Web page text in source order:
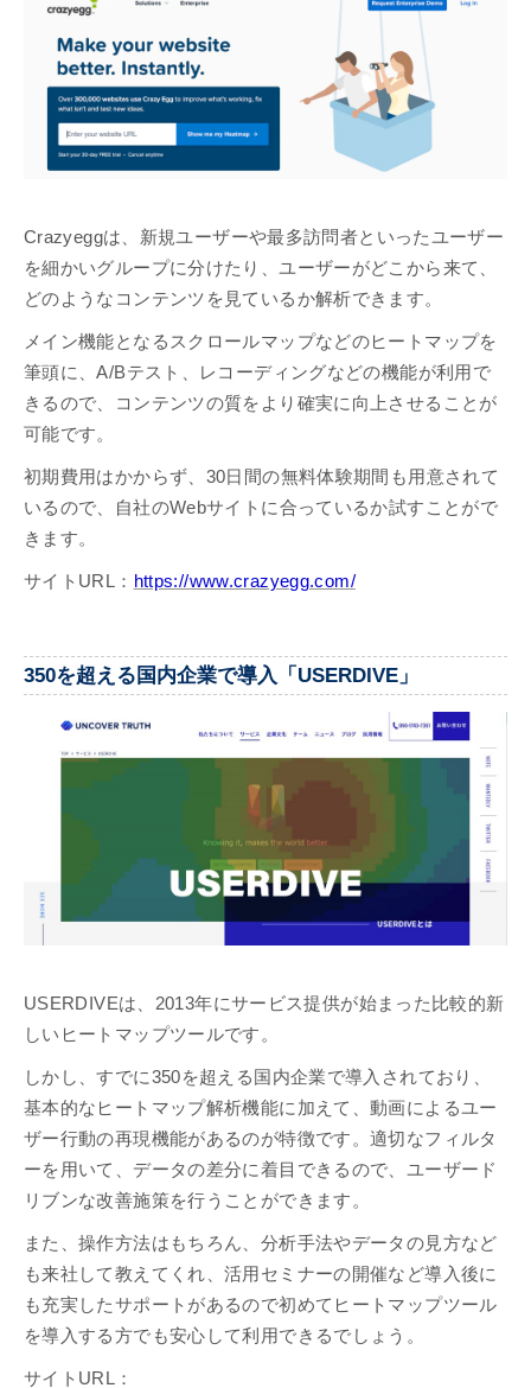
Crazyeggは、新規ユーザーや最多訪問者といったユーザー
を細かいグループに分けたり、ユーザーがどこから来て、
どのようなコンテンツを見ているか解析できます。
メイン機能となるスクロールマップなどのヒートマップを
筆頭に、A/Bテスト、レコーディングなどの機能が利用で
きるので、コンテンツの質をより確実に向上させることが
可能です。
初期費用はかからず、30日間の無料体験期間も用意されて
いるので、自社のWebサイトに合っているか試すことがで
きます。
サイトURL： https://www.crazyegg.com/
350を超える国内企業で導入「USERDIVE」
USERDIVEは、2013年にサービス提供が始まった比較的新
しいヒートマップツールです。
しかし、すでに350を超える国内企業で導入されており、
基本的なヒートマップ解析機能に加えて、動画によるユー
ザー行動の再現機能があるのが特徴です。適切なフィルタ
ーを用いて、データの差分に着目できるので、ユーザード
リブンな改善施策を行うことができます。
また、操作方法はもちろん、分析手法やデータの見方など
も来社して教えてくれ、活用セミナーの開催など導入後に
も充実したサポートがあるので初めてヒートマップツール
を導入する方でも安心して利用できるでしょう。
サイトURL：